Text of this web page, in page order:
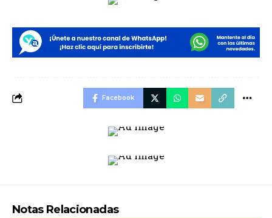
Facebook
Notas Relacionadas